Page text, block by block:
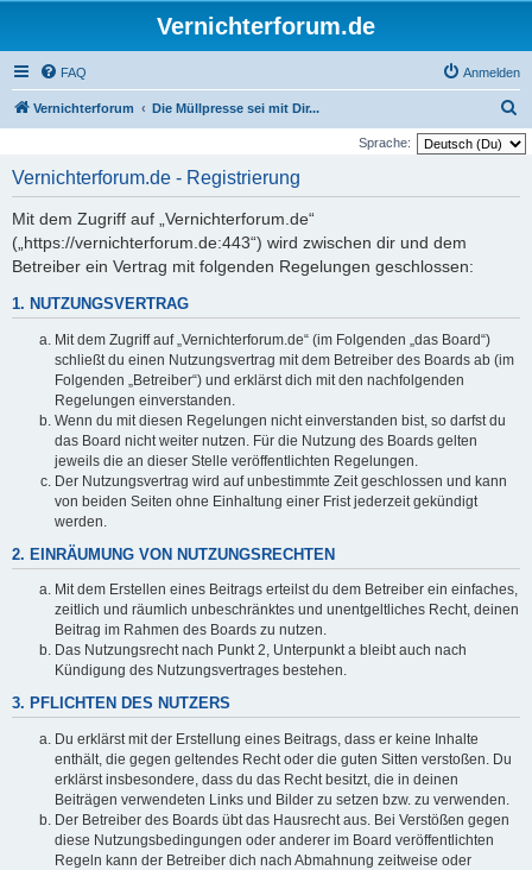
Vernichterforum.de
FAQ Anmelden
Vernichterforum Die Müllpresse sei mit Dir...
u
Sprache:
Vernichterforum.de - Registrierung
Mit dem Zugriff auf „Vernichterforum.de“
(„https://vernichterforum.de:443“) wird zwischen dir und dem
Betreiber ein Vertrag mit folgenden Regelungen geschlossen:
1. NUTZUNGSVERTRAG
Mit dem Zugriff auf „Vernichterforum.de“ (im Folgenden „das Board“)
schließt du einen Nutzungsvertrag mit dem Betreiber des Boards ab (im
Folgenden „Betreiber“) und erklärst dich mit den nachfolgenden
Regelungen einverstanden.
Wenn du mit diesen Regelungen nicht einverstanden bist, so darfst du
das Board nicht weiter nutzen. Für die Nutzung des Boards gelten
jeweils die an dieser Stelle veröffentlichten Regelungen.
Der Nutzungsvertrag wird auf unbestimmte Zeit geschlossen und kann
von beiden Seiten ohne Einhaltung einer Frist jederzeit gekündigt
werden.
2. EINRÄUMUNG VON NUTZUNGSRECHTEN
Mit dem Erstellen eines Beitrags erteilst du dem Betreiber ein einfaches,
zeitlich und räumlich unbeschränktes und unentgeltliches Recht, deinen
Beitrag im Rahmen des Boards zu nutzen.
Das Nutzungsrecht nach Punkt 2, Unterpunkt a bleibt auch nach
Kündigung des Nutzungsvertrages bestehen.
3. PFLICHTEN DES NUTZERS
Du erklärst mit der Erstellung eines Beitrags, dass er keine Inhalte
enthält, die gegen geltendes Recht oder die guten Sitten verstoßen. Du
erklärst insbesondere, dass du das Recht besitzt, die in deinen
Beiträgen verwendeten Links und Bilder zu setzen bzw. zu verwenden.
Der Betreiber des Boards übt das Hausrecht aus. Bei Verstößen gegen
diese Nutzungsbedingungen oder anderer im Board veröffentlichten
Regeln kann der Betreiber dich nach Abmahnung zeitweise oder